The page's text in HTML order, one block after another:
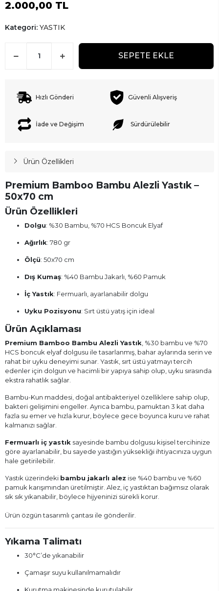
2.000,00 TL
Kategori: YASTIK
SEPETE EKLE
Hızlı Gönderi Güvenli Alışveriş
İade ve Değişim Sürdürülebilir
Ürün Özellikleri
Premium Bamboo Bambu Alezli Yastık –
50x70 cm
Ürün Özellikleri
Dolgu: %30 Bambu, %70 HCS Boncuk Elyaf
Ağırlık: 780 gr
Ölçü: 50x70 cm
Dış Kumaş: %40 Bambu Jakarlı, %60 Pamuk
İç Yastık: Fermuarlı, ayarlanabilir dolgu
Uyku Pozisyonu: Sırt üstü yatış için ideal
Ürün Açıklaması
Premium Bamboo Bambu Alezli Yastık , %30 bambu ve %70
HCS boncuk elyaf dolgusu ile tasarlanmış, bahar aylarında serin ve
rahat bir uyku deneyimi sunar. Yastık, sırt üstü yatmayı tercih
edenler için dolgun ve hacimli bir yapıya sahip olup, uyku sırasında
ekstra rahatlık sağlar.
Bambu-Kun maddesi, doğal antibakteriyel özelliklere sahip olup,
bakteri gelişimini engeller. Ayrıca bambu, pamuktan 3 kat daha
fazla su emer ve hızla kurur, böylece gece boyunca kuru ve rahat
kalmanızı sağlar.
Fermuarlı iç yastık sayesinde bambu dolgusu kişisel tercihinize
göre ayarlanabilir, bu sayede yastığın yüksekliği ihtiyacınıza uygun
hale getirilebilir.
Yastık üzerindeki bambu jakarlı alez ise %40 bambu ve %60
pamuk karışımından üretilmiştir. Alez, iç yastıktan bağımsız olarak
sık sık yıkanabilir, böylece hijyeninizi sürekli korur.
Ürün özgün tasarımlı çantası ile gönderilir.
Yıkama Talimatı
30°C’de yıkanabilir
Çamaşır suyu kullanılmamalıdır
Kurutma makinesinde kurutulabilir